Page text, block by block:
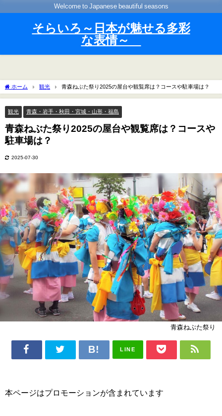
Welcome to Japanese beautiful seasons
そらいろ～日本が魅せる多彩
な表情～
ホーム 観光 青森ねぶた祭り2025の屋台や観覧席は？コースや駐車場は？
観光 青森・岩手・秋田・宮城・山形・福島
青森ねぶた祭り2025の屋台や観覧席は？コースや
駐車場は？
2025-07-30
青森ねぶた祭り
LINE
本ページはプロモーションが含まれています